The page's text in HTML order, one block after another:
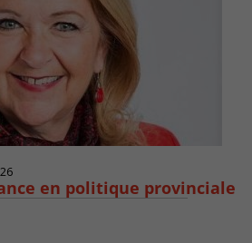
en politique provinciale